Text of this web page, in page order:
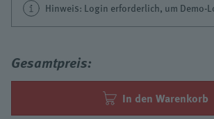
Hinweis: Login erforderlich, um Demo-
Gesamtpreis:
In den Warenkorb